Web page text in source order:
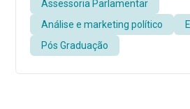
Assessoria Parlamentar
Análise e marketing político
Pós Graduação